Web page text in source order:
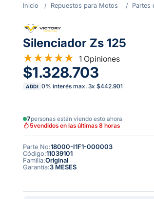
Repuestos para Motos Partes
Silenciador Zs 125
1 Opiniones
$1.328.703
ADDI 0% interés max. 3x $442.901
7personas están viendo esto ahora
5vendidos en las últimas 8 horas
Parte No:18000-I1F1-000003
Código:11039101
Familia:Original
Garantía:3 MESES